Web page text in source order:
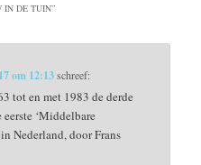
IN DE TUIN”
om 12:13schreef:
tot en met 1983 de derde
‘Middelbare
Nederland, door Frans